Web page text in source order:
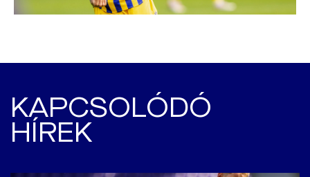
KAPCSOLÓDÓ
HÍREK